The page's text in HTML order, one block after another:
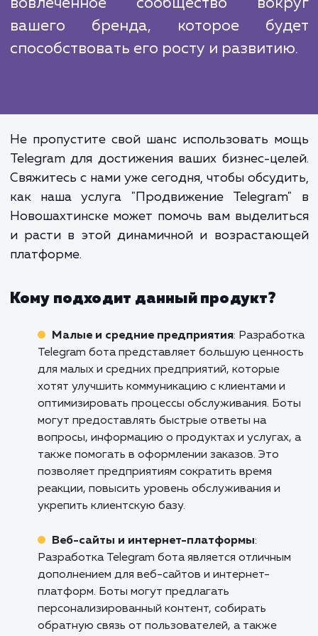
прочное сообщество вокруг вашего
котором люди могут делиться своими
и идеями, участвовать в
Продвижение в Telegram - это
только способ увеличить
аудиторию и
взаимодействие. Это также
вам создать мощное,
вашего бренда, которое
способствовать его росту и
Не пропустите свой шанс использовать
Telegram для достижения ваших бизнес-
Свяжитесь с нами уже сегодня, чтобы
как наша услуга "Продвижение
и расти в этой динамичной и
платформе.
Кому подходит данный продукт?